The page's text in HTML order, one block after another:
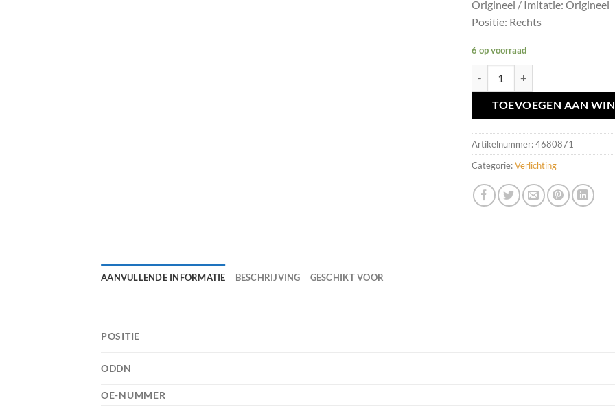
Origineel / Imitatie: Origineel
Positie: Rechts
6 op voorraad
TOEVOEGEN AAN
Artikelnummer:4680871
Categorie:Verlichting
AANVULLENDE INFORMATIE BESCHRIJVING GESCHIKT VOOR
POSITIE
ODDN
OE-NUMMER